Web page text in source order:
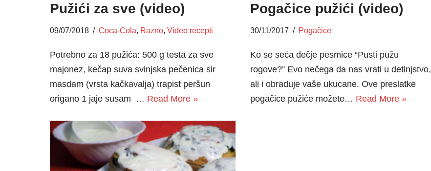
Pužići za sve (video)
09/07/2018 Coca-Cola, Razno, Video recepti
Potrebno za 18 pužića: 500 g testa za sve
majonez, kečap suva svinjska pečenica sir
masdam (vrsta kačkavalja) trapist peršun
origano 1 jaje susam … Read More »
Pogačice pužići (video)
30/11/2017 Pogačice
Ko se seća dečje pesmice “Pusti pužu
rogove?” Evo nečega da nas vrati u detinjstvo,
ali i obraduje vaše ukucane. Ove preslatke
pogačice pužiće možete… Read More »